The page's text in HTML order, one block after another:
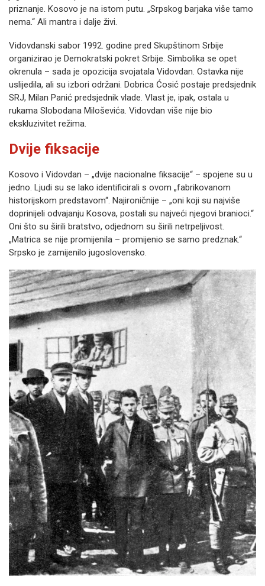
priznanje. Kosovo je na istom putu. „Srpskog barjaka više tamo
nema.“ Ali mantra i dalje živi.
Vidovdanski sabor 1992. godine pred Skupštinom Srbije
organizirao je Demokratski pokret Srbije. Simbolika se opet
okrenula – sada je opozicija svojatala Vidovdan. Ostavka nije
uslijedila, ali su izbori održani. Dobrica Ćosić postaje predsjednik
SRJ, Milan Panić predsjednik vlade. Vlast je, ipak, ostala u
rukama Slobodana Miloševića. Vidovdan više nije bio
ekskluzivitet režima.
Dvije fiksacije
Kosovo i Vidovdan – „dvije nacionalne fiksacije“ – spojene su u
jedno. Ljudi su se lako identificirali s ovom „fabrikovanom
historijskom predstavom“. Najironičnije – „oni koji su najviše
doprinijeli odvajanju Kosova, postali su najveći njegovi branioci.“
Oni što su širili bratstvo, odjednom su širili netrpeljivost.
„Matrica se nije promijenila – promijenio se samo predznak.“
Srpsko je zamijenilo jugoslovensko.